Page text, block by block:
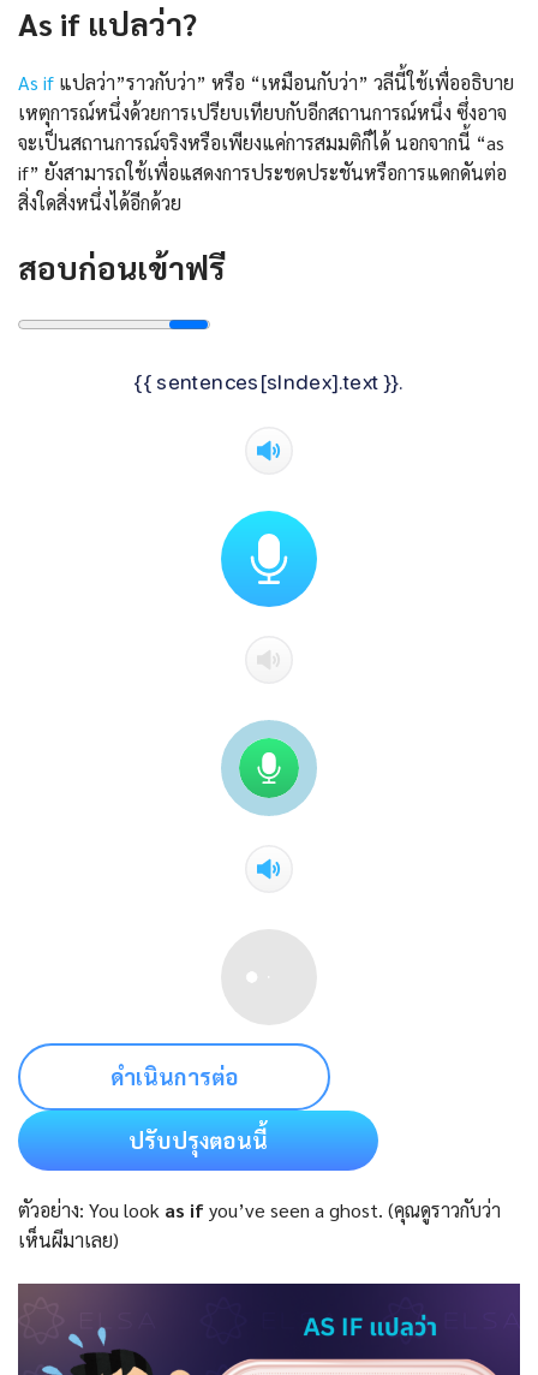
As if แปลว่า?
As if แปลว่า”ราวกับว่า” หรือ “เหมือนกับว่า” วลีนี้ใช้เพื่ออธิบาย
เหตุการณ์หนึ่งด้วยการเปรียบเทียบกับอีกสถานการณ์หนึ่ง ซึ่งอาจ
จะเป็นสถานการณ์จริงหรือเพียงแค่การสมมติก็ได้ นอกจากนี้ “as
if” ยังสามารถใช้เพื่อแสดงการประชดประชันหรือการแดกดันต่อ
สิ่งใดสิ่งหนึ่งได้อีกด้วย
สอบก่อนเข้าฟรี
{{ sentences[sIndex].text }}.
ดำเนินการต่อ
ปรับปรุงตอนนี้
ตัวอย่าง: You look as ifyou’ve seen a ghost. (คุณดูราวกับว่า
เห็นผีมาเลย)